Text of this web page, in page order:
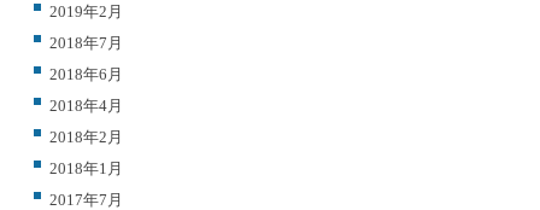
2019年2月
2018年7月
2018年6月
2018年4月
2018年2月
2018年1月
2017年7月